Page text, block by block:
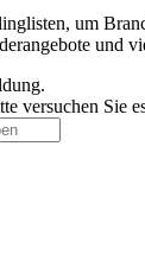
um
und
versuchen Sie